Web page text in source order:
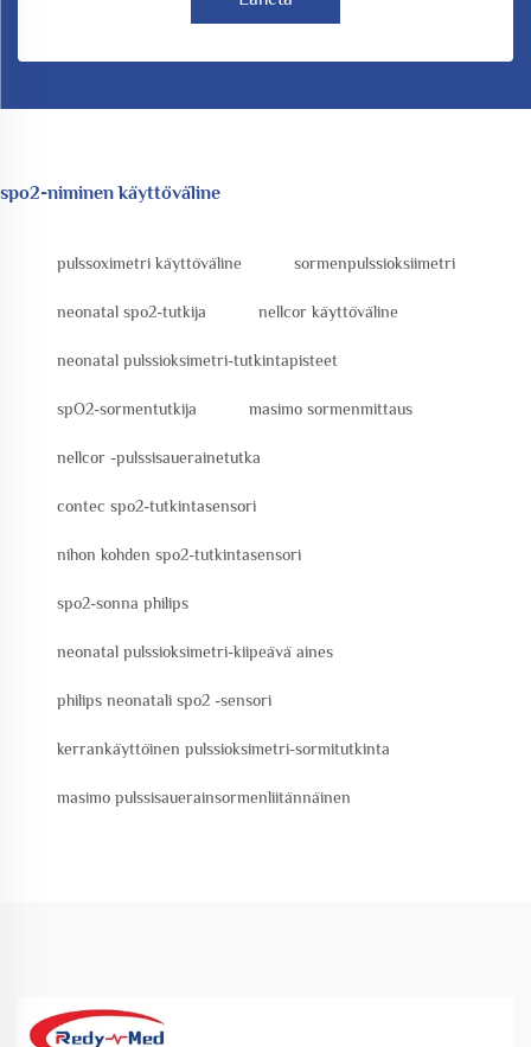
spo2-niminen käyttöväline
pulssoximetri käyttöväline sormenpulssioksiimetri
neonatal spo2-tutkija nellcor käyttöväline
neonatal pulssioksimetri-tutkintapisteet
spO2-sormentutkija masimo sormenmittaus
nellcor -pulssisauerainetutka
contec spo2-tutkintasensori
nihon kohden spo2-tutkintasensori
spo2-sonna philips
neonatal pulssioksimetri-kiipeävä aines
philips neonatali spo2 -sensori
kerrankäyttöinen pulssioksimetri-sormitutkinta
masimo pulssisauerainsormenliitännäinen